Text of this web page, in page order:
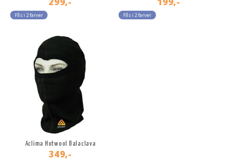
Fås i 2 farver Fås i 2 farver
Aclima Hotwool Balaclava
349,-